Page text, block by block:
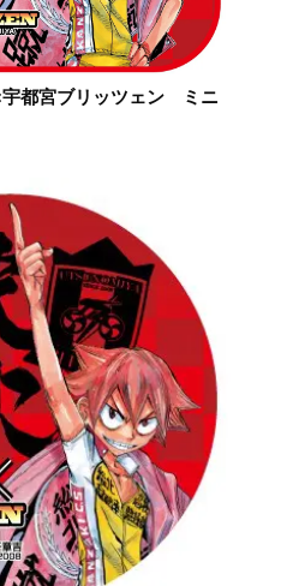
都宮ブリッツェン ミニ